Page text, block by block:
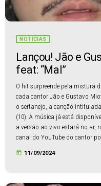
NOTÍCIAS
Lançou! Jão e
feat: “Mal”
O hit surpreende pela mistura
cada cantor Jão e Gustavo
o sertanejo, a canção
(10). A música já está
a versão ao vivo estará no ar,
canal do YouTube do cantor
today 11/09/2024